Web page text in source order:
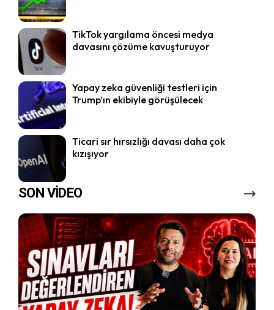
TikTok yargılama öncesi medya
davasını çözüme kavuşturuyor
Yapay zeka güvenliği testleri için
Trump’ın ekibiyle görüşülecek
Ticari sır hırsızlığı davası daha çok
kızışıyor
SON VİDEO